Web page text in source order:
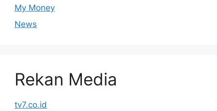
My Money
News
Rekan Media
tv7.co.id